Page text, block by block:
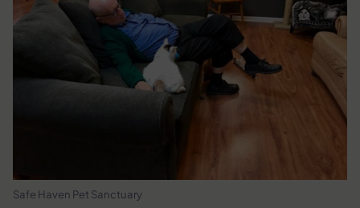
Safe Haven Pet Sanctuary